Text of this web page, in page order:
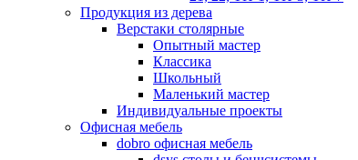
Продукция из дерева
Верстаки столярные
Опытный мастер
Классика
Школьный
Маленький мастер
Индивидуальные проекты
Офисная мебель
dobro офисная мебель